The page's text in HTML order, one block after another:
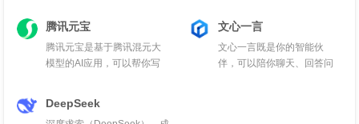
腾讯元宝
腾讯元宝是基于腾讯混元大
模型的AI应用，可以帮你写
文心一言
文心一言既是你的智能伙
伴，可以陪你聊天、回答问
DeepSeek